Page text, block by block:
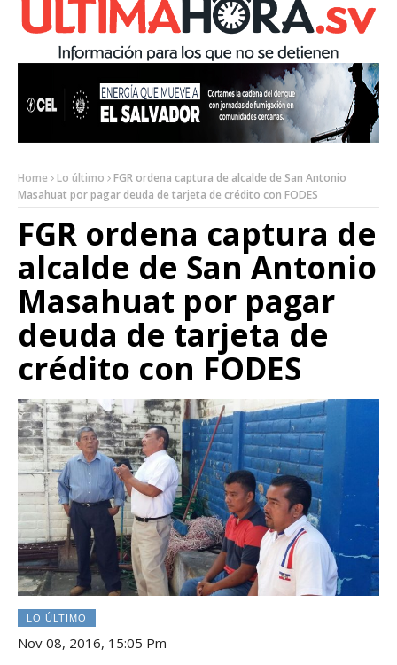
Home Lo último
FGR ordena captura de alcalde de San Antonio
Masahuat por pagar deuda de tarjeta de crédito con FODES
FGR ordena captura de
alcalde de San Antonio
Masahuat por pagar
deuda de tarjeta de
crédito con FODES
LO ÚLTIMO
Nov 08, 2016, 15:05 Pm